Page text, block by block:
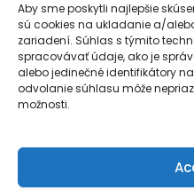
Aby sme poskytli najlepšie
sú cookies na ukladanie a/
zariadení. Súhlas s týmito
spracovávať údaje, ako je
alebo jedinečné identifikátory
odvolanie súhlasu môže
možnosti.